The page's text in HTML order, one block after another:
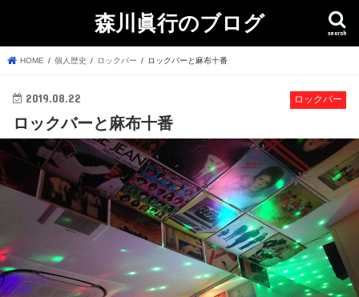
森川眞行のブログ search
HOME 個人歴史 ロックバー ロックバーと麻布十番
ロックバー
2019.08.22
ロックバーと麻布十番